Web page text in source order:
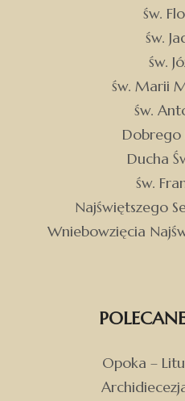
św.
św.
św.
św. Marii
św.
Dobrego
Ducha
św.
Najświętszego
Wniebowzięcia
Opoka –